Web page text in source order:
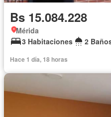
Bs 15.084.228
Mérida
3 Habitaciones
2
Hace 1 día, 18 horas